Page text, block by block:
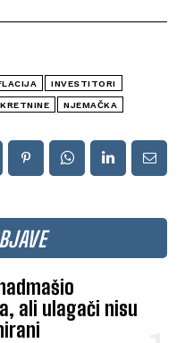
ali ulagači nisu
INVESTITORI
NJEMAČKA